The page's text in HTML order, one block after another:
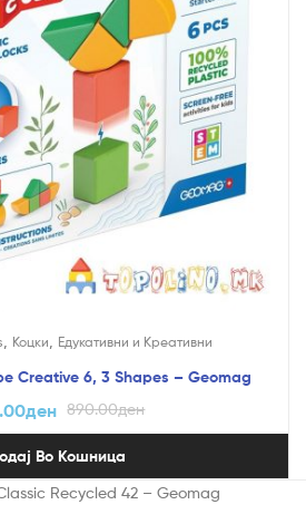
Коцки Едукативни и Креативни
Коцки Сет Magicube Creative 6, 3 Shapes – Geomag
890.00ден
ден
Во Кошница